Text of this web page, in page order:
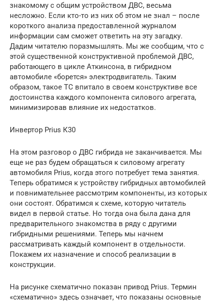
знакомому с общим устройством ДВС, весьма
несложно. Если кто-то из них об этом не знал – после
короткого анализа предоставленной журналом
информации сам сможет ответить на эту загадку.
Дадим читателю поразмышлять. Мы же сообщим, что с
этой существенной конструктивной проб­лемой ДВС,
работающего в цикле Аткинсона, в гибридном
автомобиле «борется» электродвигатель. Таким
образом, такое ТС впитало в своем конструктиве все
достоинства каждого компонента силового агрегата,
минимизировав влияние их недостатков.
Инвертор Prius К30
На этом разговор о ДВС гибрида не заканчивается. Мы
еще не раз будем обращаться к силовому агрегату
автомобиля Prius, когда этого потребует тема занятия.
Теперь обратимся к устройству гибридных автомобилей
и повнимательнее рассмотрим компоненты, из которых
они состоят. Обратимся к схеме, которую читатель
видел в первой статье. Но тогда она была дана для
предварительного знакомства в ряду с другими
гибридными решениями. Теперь мы начнем
рассматривать каждый компонент в отдельности.
Покажем их назначение и способ реализации в
конструкции.
На рисунке схематично показан привод Prius. Термин
«схематично» здесь означает, что показаны основные